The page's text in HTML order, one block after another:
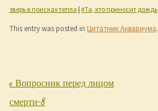
зверь в поисках тепла | #Та, кто приносит дождь
This entry was posted in Цитатник Аквариума.
Post navigation
«Вопросник перед лицом
смерти-8